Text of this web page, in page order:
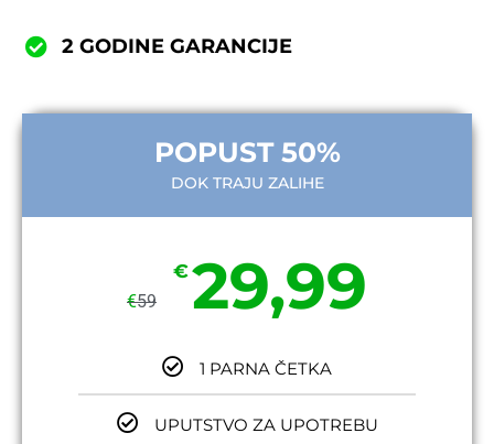
2 GODINE GARANCIJE
POPUST 50%
DOK TRAJU ZALIHE
€59
€29,99
1 PARNA ČETKA
UPUTSTVO ZA UPOTREBU